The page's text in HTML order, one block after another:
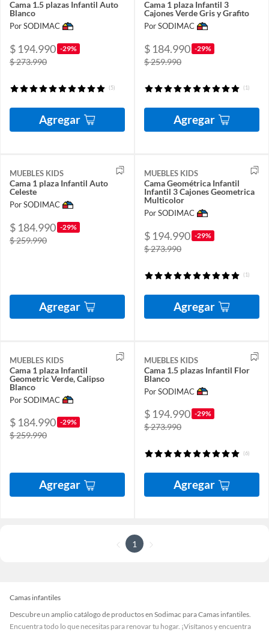
Cama 1.5 plazas Infantil Auto
Blanco
Por SODIMAC
$ 194.990 -29%
$ 273.990
(5)
Agregar
Cama 1 plaza Infantil 3
Cajones Verde Gris y Grafito
Por SODIMAC
$ 184.990 -29%
$ 259.990
(1)
Agregar
MUEBLES KIDS
Cama 1 plaza Infantil Auto
Celeste
Por SODIMAC
$ 184.990 -29%
$ 259.990
Agregar
MUEBLES KIDS
Cama Geométrica Infantil
Infantil 3 Cajones Geometrica
Multicolor
Por SODIMAC
$ 194.990 -29%
$ 273.990
(1)
Agregar
MUEBLES KIDS
Cama 1 plaza Infantil
Geometric Verde, Calipso
Blanco
Por SODIMAC
$ 184.990 -29%
$ 259.990
Agregar
MUEBLES KIDS
Cama 1.5 plazas Infantil Flor
Blanco
Por SODIMAC
$ 194.990 -29%
$ 273.990
(6)
Agregar
1
Camas infantiles
Descubre un amplio catálogo de productos en Sodimac para Camas infantiles.
Encuentra todo lo que necesitas para renovar tu hogar. ¡Visítanos y encuentra